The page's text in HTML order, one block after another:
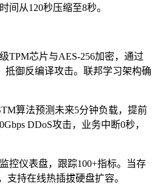
间从120秒压缩至8秒。
TPM芯片与AES-256加密，通过
抵御反编译攻击。联邦学习架构确
算法预测未来5分钟负载，提前
DDoS攻击，业务中断0秒，
控仪表盘，跟踪100+指标。当存
支持在线热插拔硬盘扩容。